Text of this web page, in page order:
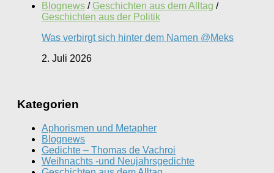
Blognews / Geschichten aus dem Alltag /
Geschichten aus der Politik
Was verbirgt sich hinter dem Namen @Meks
2. Juli 2026
Kategorien
Aphorismen und Metapher
Blognews
Gedichte – Thomas de Vachroi
Weihnachts -und Neujahrsgedichte